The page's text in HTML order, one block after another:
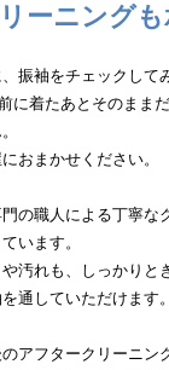
ーニングも
振袖をチェックして
に着たあとそのまま
おまかせください。
の職人による丁寧な
います。
汚れも、しっかりと
通していただけます。
アフタークリーニン